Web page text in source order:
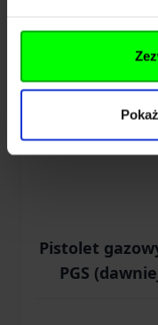
Pistolet
PGS